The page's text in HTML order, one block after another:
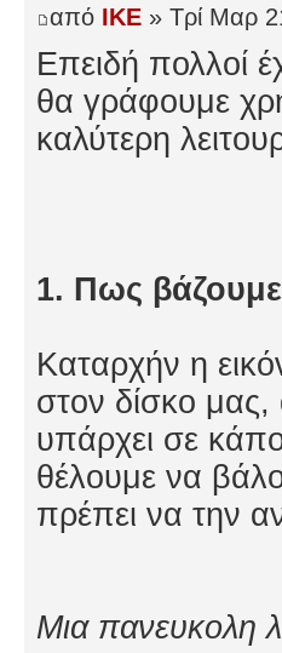
από IKE » Τρί Μαρ
Επειδή πολλοί
θα γράφουμε
καλύτερη
1. Πως
Καταρχήν η
στον δίσκο
υπάρχει σε
θέλουμε να
πρέπει να την
Μια πανευκολη